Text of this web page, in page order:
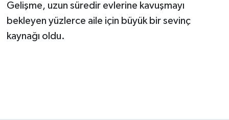
Gelişme, uzun süredir evlerine kavuşmayı
bekleyen yüzlerce aile için büyük bir sevinç
kaynağı oldu.